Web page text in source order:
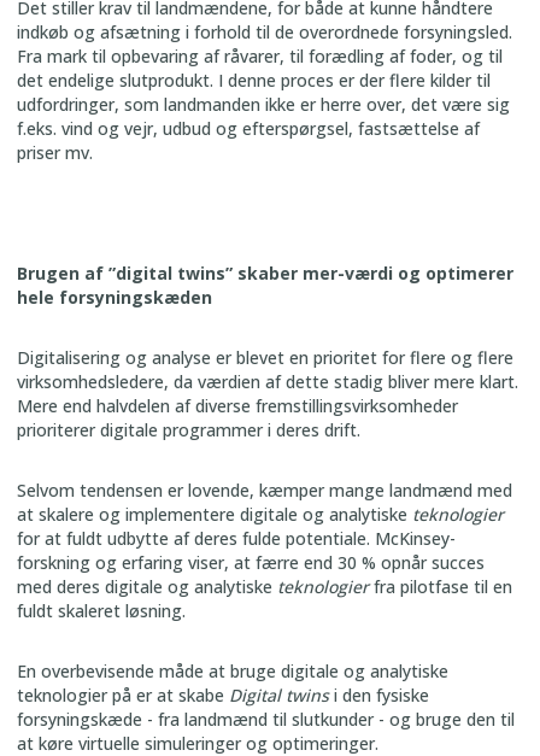
Det stiller krav til landmændene, for både at kunne håndtere
indkøb og afsætning i forhold til de overordnede forsyningsled.
Fra mark til opbevaring af råvarer, til forædling af foder, og til
det endelige slutprodukt. I denne proces er der flere kilder til
udfordringer, som landmanden ikke er herre over, det være sig
f.eks. vind og vejr, udbud og efterspørgsel, fastsættelse af
priser mv.
Brugen af ”digital twins” skaber mer-værdi og optimerer
hele forsyningskæden
Digitalisering og analyse er blevet en prioritet for flere og flere
virksomhedsledere, da værdien af dette stadig bliver mere klart.
Mere end halvdelen af ​diverse ​fremstillingsvirksomheder
prioriterer digitale programmer i deres drift.
Selvom tendensen er lovende, kæmper mange landmænd med
at skalere og implementere digitale og analytiske teknologier
for at fuldt udbytte af deres fulde potentiale. McKinsey-
forskning og erfaring viser, at færre end 30 % opnår succes
med deres digitale og analytiske teknologierfra pilotfase til en
fuldt skaleret løsning.
En overbevisende måde at bruge digitale og analytiske
teknologier på er at skabe Digital twinsi den fysiske
forsyningskæde - fra landmænd til slutkunder - og bruge den til
at køre virtuelle simuleringer og optimeringer.